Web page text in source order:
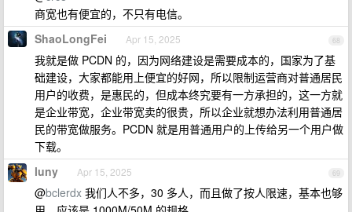
商宽也有便宜的，不只有电信。
68
ShaoLongFei Apr 15, 2025
我就是做 PCDN 的，因为网络建设是需要成本的，国家为了基
础建设，大家都能用上便宜的好网，所以限制运营商对普通居民
用户的收费，是惠民的，但成本终究要有一方承担的，这一方就
是企业带宽，企业带宽卖的很贵，所以企业就想办法利用普通居
民的带宽做服务。PCDN 就是用普通用户的上传给另一个用户做
下载。
69
luny Apr 15, 2025
@bclerdx 我们人不多，30 多人，而且做了按人限速，基本也够